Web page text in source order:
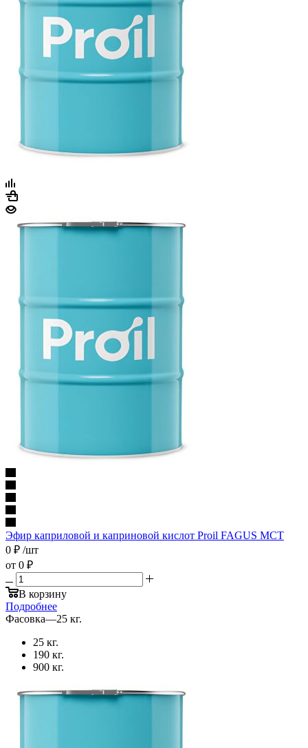
Эфир каприловой и каприновой кислот Proil FAGUS MCT
0 ₽ /шт
от 0 ₽
В корзину
Подробнее
Фасовка—25 кг.
25 кг.
190 кг.
900 кг.